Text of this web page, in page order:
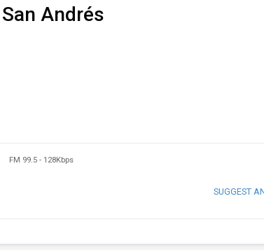
Andrés
FM 99.5 - 128Kbps
SUGGEST